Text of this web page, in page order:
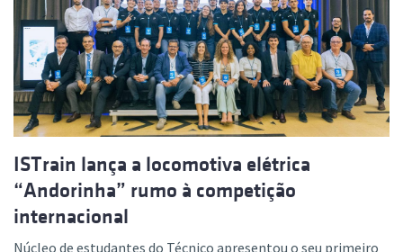
ISTrain lança a locomotiva elétrica
“Andorinha” rumo à competição
internacional
Núcleo de estudantes do Técnico apresentou o seu primeiro